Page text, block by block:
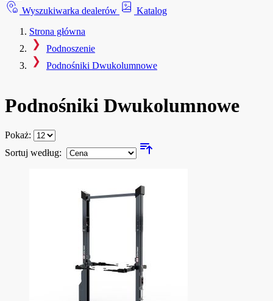
Wyszukiwarka dealerów
Katalog
Strona główna
Podnoszenie
Podnośniki Dwukolumnowe
Podnośniki Dwukolumnowe
Pokaż:
Sortuj według: